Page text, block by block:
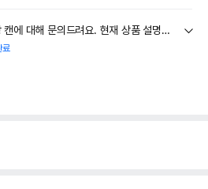
미아모아 파스테이트 심장 캔에 대해 문의드려요. 현재 상품 설명에 있는 등록성분이 최근에 바꼈나요? 예전 설명엔 인이 0.11%이상이라고 되어있는데 현재 설명엔 0.2%이상이어서요
료